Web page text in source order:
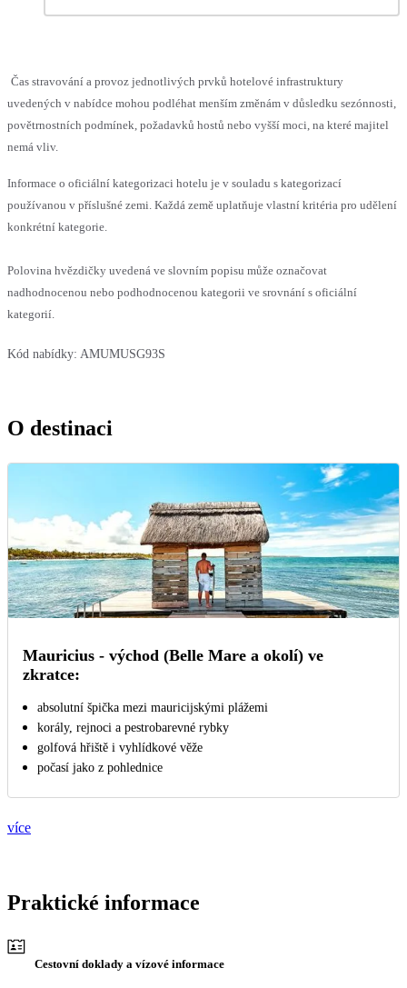
Čas stravování a provoz jednotlivých prvků hotelové infrastruktury
uvedených v nabídce mohou podléhat menším změnám v důsledku sezónnosti,
povětrnostních podmínek, požadavků hostů nebo vyšší moci, na které majitel
nemá vliv.
Informace o oficiální kategorizaci hotelu je v souladu s kategorizací
používanou v příslušné zemi. Každá země uplatňuje vlastní kritéria pro udělení
konkrétní kategorie.
Polovina hvězdičky uvedená ve slovním popisu může označovat
nadhodnocenou nebo podhodnocenou kategorii ve srovnání s oficiální
kategorií.
Kód nabídky: AMUMUSG93S
O destinaci
Mauricius - východ (Belle Mare a okolí) ve
zkratce:
absolutní špička mezi mauricijskými plážemi
korály, rejnoci a pestrobarevné rybky
golfová hřiště i vyhlídkové věže
počasí jako z pohlednice
více
Praktické informace
Cestovní doklady a vízové informace